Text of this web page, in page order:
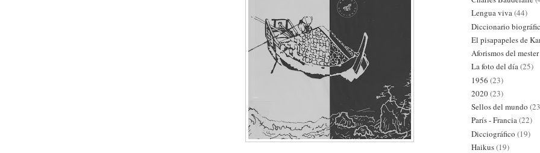
Lengua viva(44)
Diccionario
El pisapapeles de
Aforismos del mester
La foto del día(25)
1956 (23)
2020(23)
Sellos del mundo
París - Francia(22)
Dicciográfico (19)
Haikus(19)